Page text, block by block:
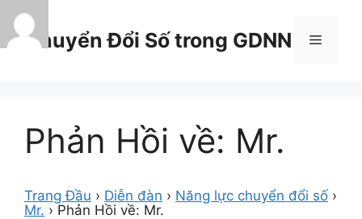
Chuyển
đến
nội
Chuyển Đổi Số trong GDNN Menu
Phản Hồi về: Mr.
Trang Đầu › Diễn đàn › Năng lực chuyển đổi số ›
Mr. › Phản Hồi về: Mr.